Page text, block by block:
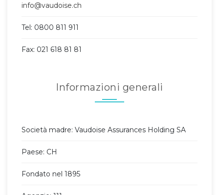
info@vaudoise.ch
Tel: 0800 811 911
Fax: 021 618 81 81
Informazioni generali
Società madre: Vaudoise Assurances Holding SA
Paese: CH
Fondato nel 1895